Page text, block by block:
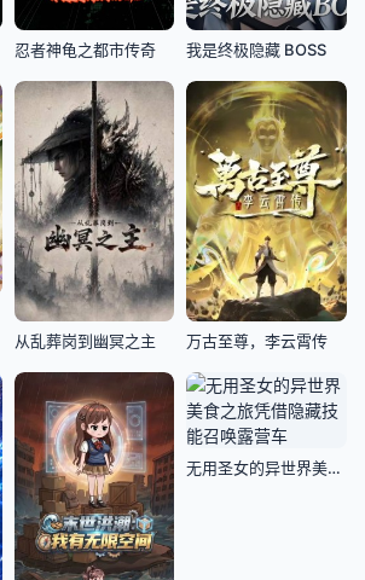
忍者神龟之都市传奇 我是终极隐藏 BOSS
从乱葬岗到幽冥之主 万古至尊，李云霄传
无用圣女的异世界美食之旅凭借隐藏技能召唤露营车